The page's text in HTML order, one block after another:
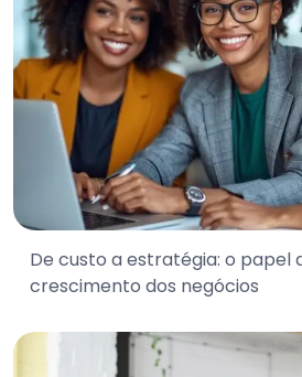
De custo a estratégia: o papel
crescimento dos negócios